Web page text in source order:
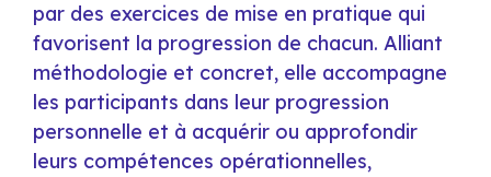
par des exercices de mise en pratique qui
favorisent la progression de chacun. Alliant
méthodologie et concret, elle accompagne
les participants dans leur progression
personnelle et à acquérir ou approfondir
leurs compétences opérationnelles,